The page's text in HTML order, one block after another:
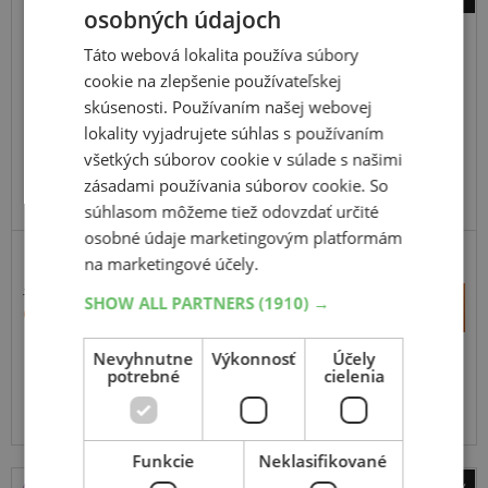
Matador
MPS125
205 70 R15 106R C
162,98 €
92,80 €
SKLADOM Expedujeme do 3-8 prac. dní
Na predajni v Bratislave do 3-8 prac. dní.
Centrálny sklad ČR 20 ks.
osobných údajoch
Táto webová lokalita používa súbory
cookie na zlepšenie používateľskej
skúsenosti. Používaním našej webovej
lokality vyjadrujete súhlas s používaním
všetkých súborov cookie v súlade s našimi
zásadami používania súborov cookie. So
súhlasom môžeme tiež odovzdať určité
osobné údaje marketingovým platformám
na marketingové účely.
SHOW ALL PARTNERS(1910) →
Nevyhnutne
potrebné
Výkonnosť
Účely
cielenia
Funkcie Neklasifikované